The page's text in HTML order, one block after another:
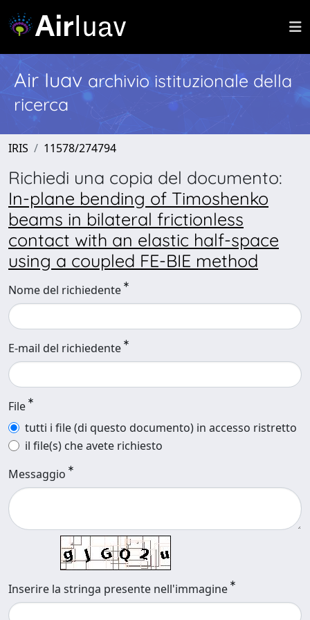
Air Iuav archivio istituzionale della
ricerca
IRIS 11578/274794
Richiedi una copia del documento:
In-plane bending of Timoshenko
beams in bilateral frictionless
contact with an elastic half-space
using a coupled FE-BIE method
Nome del richiedente
E-mail del richiedente
File
tutti i file (di questo documento) in accesso ristretto
il file(s) che avete richiesto
Messaggio
Inserire la stringa presente nell'immagine